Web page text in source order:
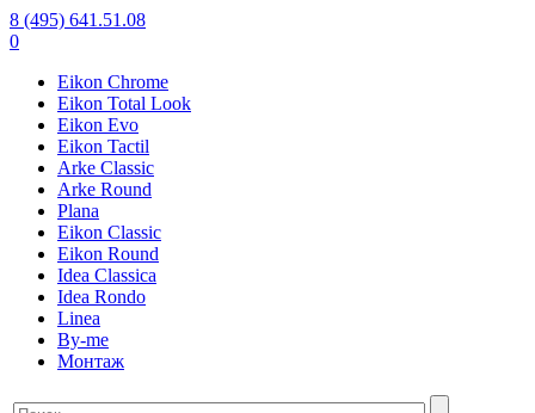
8 (495) 641.51.08
0
Eikon Chrome
Eikon Total Look
Eikon Evo
Eikon Tactil
Arke Classic
Arke Round
Plana
Eikon Classic
Eikon Round
Idea Classica
Idea Rondo
Linea
By-me
Монтаж